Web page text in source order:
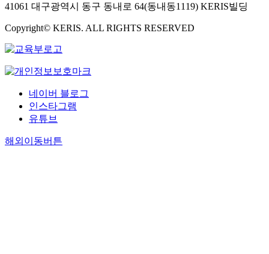
41061 대구광역시 동구 동내로 64(동내동1119) KERIS빌딩
Copyright© KERIS. ALL RIGHTS RESERVED
네이버 블로그
인스타그램
유튜브
해외이동버튼